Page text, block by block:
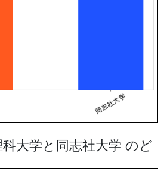
大学と同志社大学 のど